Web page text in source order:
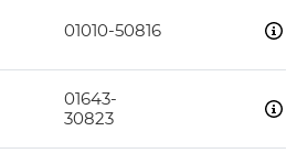
01010-50816
01643-
30823